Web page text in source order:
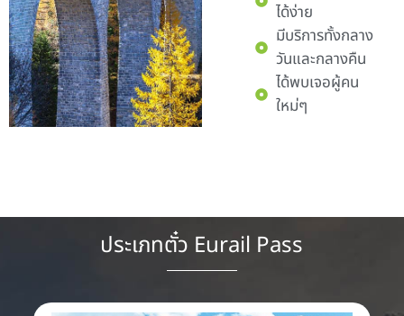
ได้ง่าย
มีบริการทั้งกลาง
วันและกลางคืน
ได้พบเจอผู้คน
ใหม่ๆ
ประเภทตั๋ว Eurail Pass